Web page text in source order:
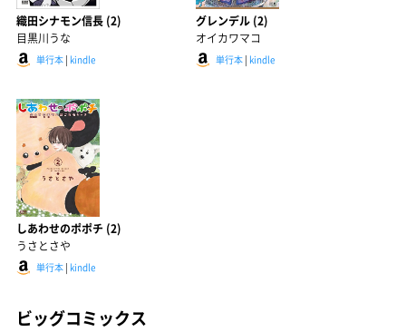
織田シナモン信長 (2)
目黒川うな
単行本 | kindle
グレンデル (2)
オイカワマコ
単行本| kindle
しあわせのポポチ (2)
うさとさや
単行本 | kindle
ビッグコミックス